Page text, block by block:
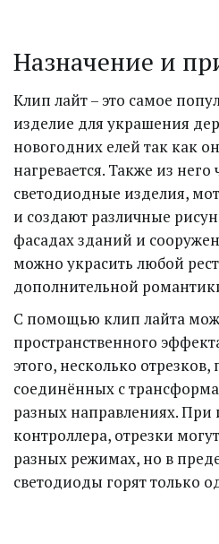
Назначение и
Клип лайт – это самое
изделие для украшения
новогодних елей так как
нагревается. Также из него
светодиодные изделия,
и создают различные
фасадах зданий и
можно украсить любой
дополнительной
С помощью клип лайта
пространственного
этого, несколько отрезков,
соединённых с
разных направлениях. При
контроллера, отрезки
разных режимах, но в
светодиоды горят только